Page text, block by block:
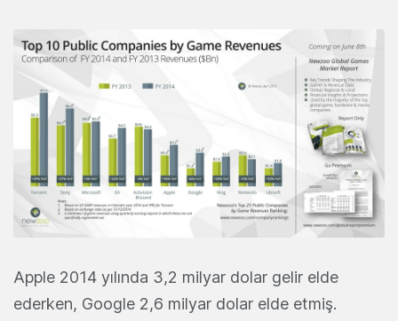
Apple 2014 yılında 3,2 milyar dolar gelir elde
ederken, Google 2,6 milyar dolar elde etmiş.